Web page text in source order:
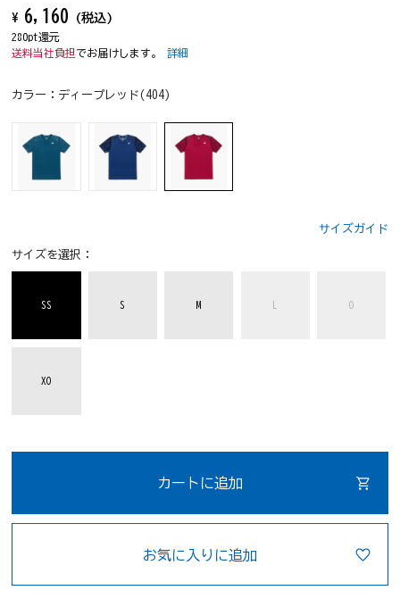
¥ 6,160 (税込)
280pt還元
送料当社負担 でお届けします。詳細
カラー： ディープレッド(404)
サイズガイド
サイズを選択：
SS S M O
XO
カートに追加
お気に入りに追加